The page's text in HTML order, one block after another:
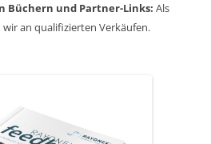
Büchern und Partner-Links: Als
an qualifizierten Verkäufen.